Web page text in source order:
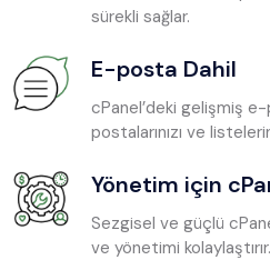
sürekli sağlar.
E-posta Dahil
cPanel’deki gelişmiş
postalarınızı ve
Yönetim için
Sezgisel ve güçlü
ve yönetimi kolaylaştırır.